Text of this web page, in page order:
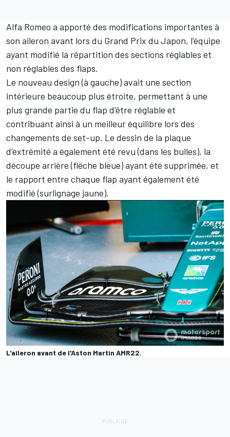
Alfa Romeo a apporté des modifications importantes à
son aileron avant lors du Grand Prix du Japon, l'équipe
ayant modifié la répartition des sections réglables et
non réglables des flaps.
Le nouveau design (à gauche) avait une section
intérieure beaucoup plus étroite, permettant à une
plus grande partie du flap d'être réglable et
contribuant ainsi à un meilleur équilibre lors des
changements de set-up. Le dessin de la plaque
d'extrémité a également été revu (dans les bulles), la
découpe arrière (flèche bleue) ayant été supprimée, et
le rapport entre chaque flap ayant également été
modifié (surlignage jaune).
L'aileron avant de l'Aston Martin AMR22.